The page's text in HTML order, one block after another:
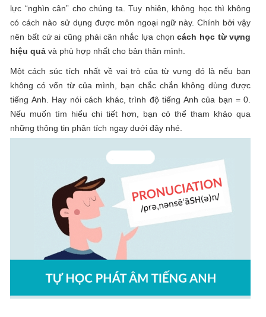
lực “nghìn cân” cho chúng ta. Tuy nhiên, không học thì không
có cách nào sử dụng được môn ngoại ngữ này. Chính bởi vậy
nên bất cứ ai cũng phải cân nhắc lựa chọncách học từ vựng
hiệu quả và phù hợp nhất cho bản thân mình.
Một cách súc tích nhất về vai trò của từ vựng đó là nếu bạn
không có vốn từ của mình, bạn chắc chắn không dùng được
tiếng Anh. Hay nói cách khác, trình độ tiếng Anh của bạn = 0.
Nếu muốn tìm hiểu chi tiết hơn, bạn có thể tham khảo qua
những thông tin phân tích ngay dưới đây nhé.